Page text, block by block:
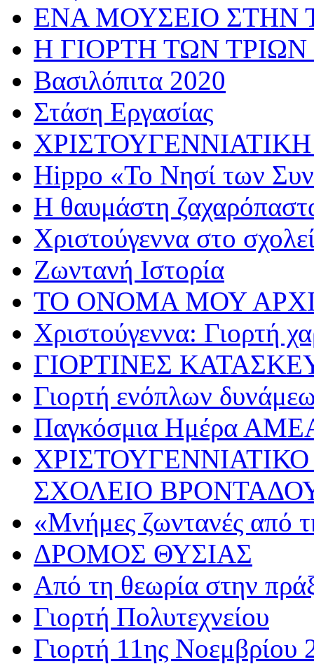
ΕΝΑ ΜΟΥΣΕΙΟ ΣΤΗΝ
Η ΓΙΟΡΤΗ ΤΩΝ
Βασιλόπιτα 2020
Στάση Εργασίας
Hippo «Το Νησί των
Η θαυμάστη
Χριστούγεννα στο
Ζωντανή Ιστορία
ΤΟ ΟΝΟΜΑ ΜΟΥ
Χριστούγεννα: Γιορτή
ΓΙΟΡΤΙΝΕΣ
Γιορτή ενόπλων
Παγκόσμια Ημέρα
ΣΧΟΛΕΙΟ
«Μνήμες ζωντανές από
ΔΡΟΜΟΣ ΘΥΣΙΑΣ
Από τη θεωρία στην
Γιορτή Πολυτεχνείου
Γιορτή 11ης Νοεμβρίου